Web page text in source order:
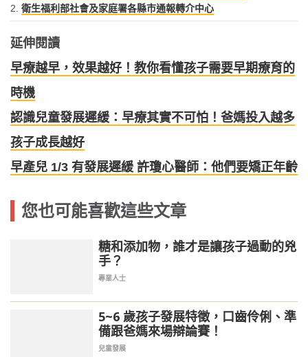
2. 衛生福利部社會及家庭署各縣市通報轉介中心
延伸閱讀
早療越早，效果越好！教你看懂孩子需要早期療育的
時機
認識兒童發展遲緩：早療其實不可怕！爸媽投入越多
孩子成長越好
早產兒 1/3 有發展遲緩 許瓊心醫師：他們要矯正年齡
您也可能喜歡這些文章
糖和添加物，誰才是讓孩子過動的兇
手？
專業人士
5~6 歲孩子發展特徵，口齒伶俐、準
備跟爸媽來場辯論賽！
兒童發展